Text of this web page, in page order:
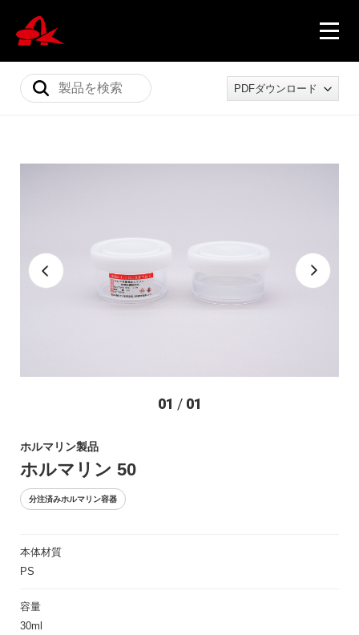
会社概要
PDFダウンロード
01 / 01
ホルマリン製品
ホルマリン 50
分注済みホルマリン容器
本体材質
PS
容量
30ml